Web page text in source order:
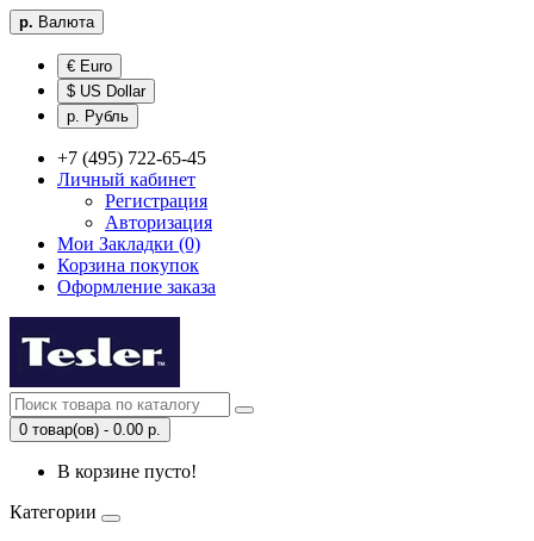
р. Валюта
€ Euro
$ US Dollar
р. Рубль
+7 (495) 722-65-45
Личный кабинет
Регистрация
Авторизация
Мои Закладки (0)
Корзина покупок
Оформление заказа
0 товар(ов) - 0.00 р.
В корзине пусто!
Категории